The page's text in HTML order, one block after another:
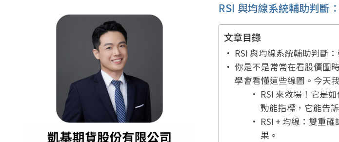
RSI 與均線系統輔助判斷
文章目錄
RSI 與均線系統輔助判斷
你是不是常常在看股價圖
學會看懂這些線圖。今天
RSI 來救場！它是
動能指標，它能告
RSI + 均線：雙重
果。